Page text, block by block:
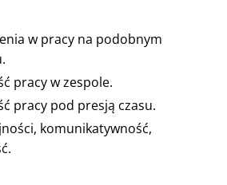
w pracy na podobnym
pracy w zespole.
pracy pod presją czasu.
komunikatywność,